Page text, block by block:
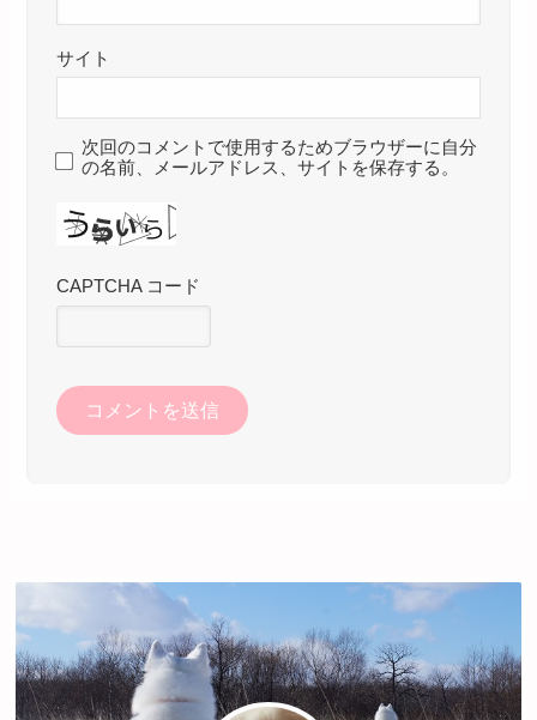
サイト
次回のコメントで使用するためブラウザーに自分
の名前、メールアドレス、サイトを保存する。
CAPTCHA コード